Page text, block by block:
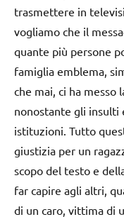
trasmettere in
vogliamo che il
quante più persone
famiglia emblema,
che mai, ci ha messo
nonostante gli insulti
istituzioni. Tutto
giustizia per un
scopo del testo e
far capire agli altri,
di un caro, vittima di